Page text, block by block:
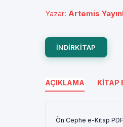
Yazar: Artemis
INDIRKITAP
AÇIKLAMA KITAP
Ön Cephe e-Kitap